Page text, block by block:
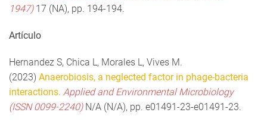
1947)17 (NA), pp. 194-194.
Artículo
Hernandez S, Chica L, Morales L, Vives M.
(2023) Anaerobiosis, a neglected factor in phage-bacteria
interactions. Applied and Environmental Microbiology
(ISSN 0099-2240)N/A (N/A), pp. e01491-23-e01491-23.